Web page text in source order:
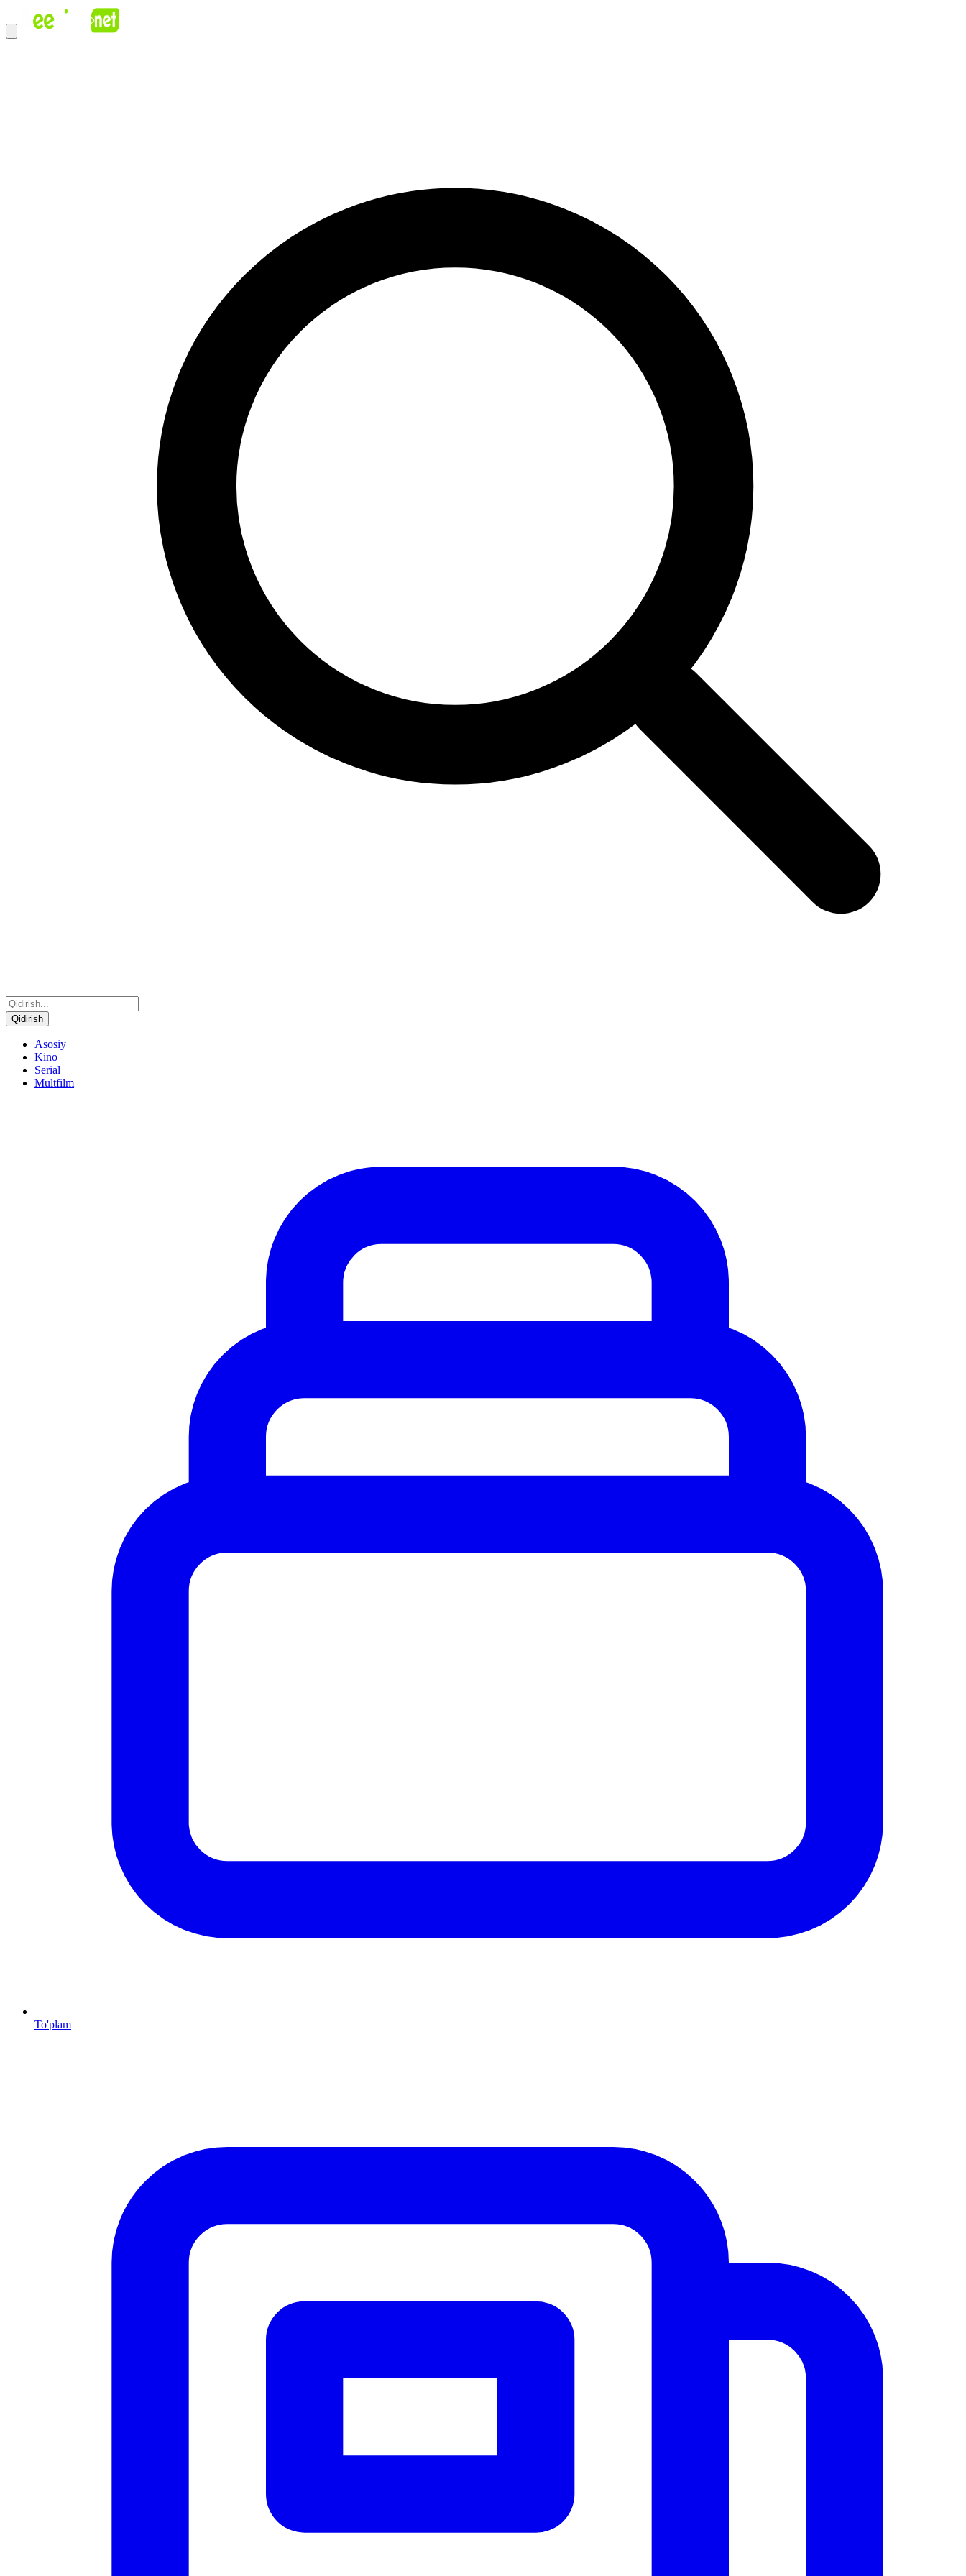
Qidirish
Asosiy
Kino
Serial
Multfilm
To'plam